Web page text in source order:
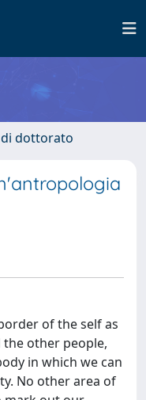
di dottorato
of the self as
other people,
in which we can
No other area of